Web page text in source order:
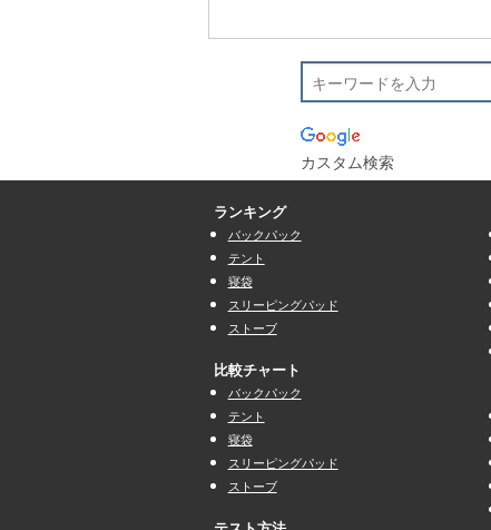
カスタム検索
ランキング
バックパック
テント
寝袋
スリーピングパッド
ストーブ
比較チャート
バックパック
テント
寝袋
スリーピングパッド
ストーブ